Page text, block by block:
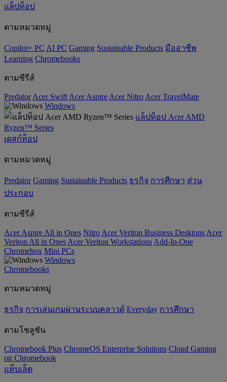
แล็ปท็อป
ตามหมวดหมู่
Copilot+ PC AI PC Gaming ‌Sustainable Products มืออาชีพ
‌Learning Chromebooks
ตามซีรีส์
Predator Acer Swift Acer Aspire Acer Nitro Acer TravelMate
Windows
แล็ปท็อป Acer AMD
Ryzen™ Series
เดสก์ท็อป
ตามหมวดหมู่
Predator Gaming ‌Sustainable Products ธุรกิจ การศึกษา ส่วน
ประกอบ
ตามซีรีส์
Acer Aspire All in Ones Nitro Acer Veriton Business Desktops Acer
Veriton All in Ones Acer Veriton Workstations Add-In-One
Chromebox Mini PCs
Windows
Chromebooks
ตามหมวดหมู่
ธุรกิจ การเล่นเกมผ่านระบบคลาวด์ Everyday การศึกษา
ตามโซลูชัน
Chromebook Plus ChromeOS Enterprise Solutions Cloud Gaming
on Chromebook
แท็บเล็ต